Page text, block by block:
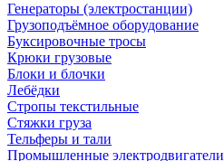
Генераторы (электростанции)
Грузоподъёмное оборудование
Буксировочные тросы
Крюки грузовые
Блоки и блочки
Лебёдки
Стропы текстильные
Стяжки груза
Тельферы и тали
Промышленные электродвигатели